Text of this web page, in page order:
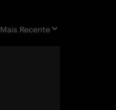
Mais Recente